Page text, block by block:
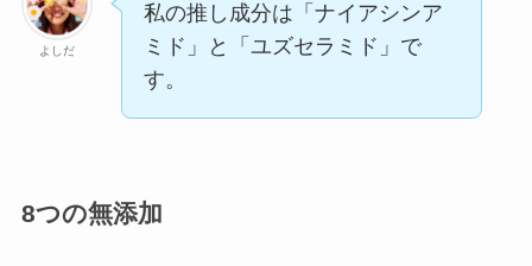
よしだ
私の推し成分は「ナイアシンア
ミド」と「ユズセラミド」で
す。
8つの無添加